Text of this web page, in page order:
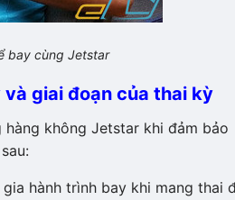
bay cùng Jetstar
giai đoạn của thai kỳ
không Jetstar khi đảm bảo
hành trình bay khi mang thai